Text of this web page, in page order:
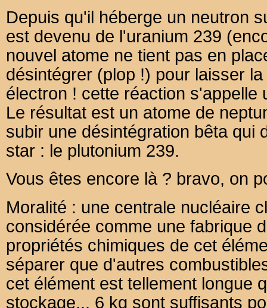
Depuis qu'il héberge un neutron
est devenu de l'uranium 239
nouvel atome ne tient pas en
désintégrer (plop !) pour laisser
électron ! cette réaction s'appelle
Le résultat est un atome de
subir une désintégration bêta qui
star : le plutonium 239.
Vous êtes encore là ? bravo, on
Moralité : une centrale nucléaire
considérée comme une fabrique
propriétés chimiques de cet
séparer que d'autres
cet élément est tellement longue
stockage... 6 kg sont suffisants